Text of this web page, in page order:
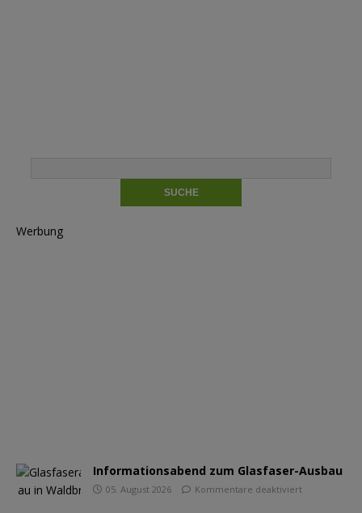
Werbung
Informationsabend zum Glasfaser-Ausbau
05. August 2026 Kommentare deaktiviert